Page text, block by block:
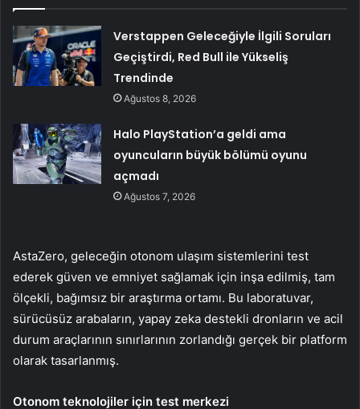
Verstappen Geleceğiyle İlgili Soruları
Geçiştirdi, Red Bull ile Yükseliş
Trendinde
Ağustos 8, 2026
Halo PlayStation’a geldi ama
oyuncuların büyük bölümü oyunu
açmadı
Ağustos 7, 2026
AstaZero, geleceğin otonom ulaşım sistemlerini test
ederek güven ve emniyet sağlamak için inşa edilmiş, tam
ölçekli, bağımsız bir araştırma ortamı. Bu laboratuvar,
sürücüsüz arabaların, yapay zeka destekli dronların ve acil
durum araçlarının sınırlarının zorlandığı gerçek bir platform
olarak tasarlanmış.
Otonom teknolojiler için test merkezi